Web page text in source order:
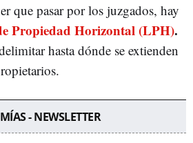
que pasar por los juzgados, hay
Propiedad Horizontal (LPH).
hasta dónde se extienden
- NEWSLETTER